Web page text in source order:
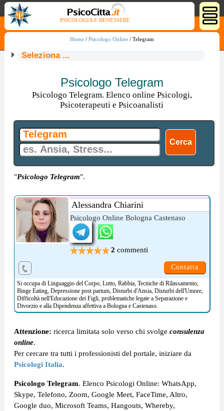
PSICOLOGIA E BENESSERE
Home/ Psicologo Online/ Telegram
Seleziona ...
Psicologo Telegram
Psicologo Telegram. Elenco online Psicologi,
Psicoterapeuti e Psicoanalisti
"Psicologo Telegram".
Alessandra Chiarini
Psicologo Online Bologna Castenaso
2 commenti
Contatta
Si occupa di Linguaggio del Corpo, Lutto, Rabbia, Tecniche di Rilassamento,
Binge Eating, Depressione post partum, Disturbi d'Ansia, Disturbi dell'Umore,
Difficoltà nell'Educazione dei Figli, problematiche legate a Separazione e
Divorzioe alla Dipendenza affettivaa Bologna e Castenaso.
Attenzione: ricerca limitata solo verso chi svolge consulenza
online.
Per cercare tra tutti i professionisti del portale, iniziare da
Psicologi Italia.
Psicologo Telegram. Elenco Psicologi Online: WhatsApp,
Skype, Telefono, Zoom, Google Meet, FaceTime, Altro,
Google duo, Microsoft Teams, Hangouts, Whereby,